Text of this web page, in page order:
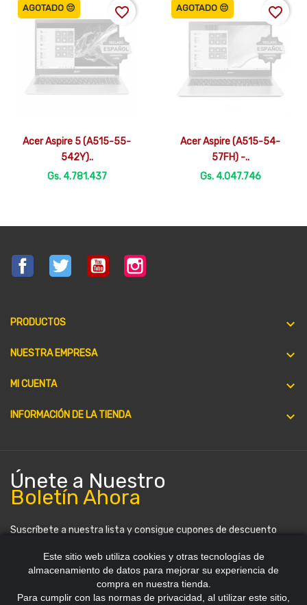
Vista rápida
Acer Aspire 5 (A515-55-
542Y)..
Gs. 4.781.437
AGOTADO 😔 favorite_border
Vista rápida
Acer Aspire (A515-54-
57FH) -..
Gs. 4.047.746
AGOTADO 😔 favorite_border
FacebookTwitter YouTube
PRODUCTOS 
NUESTRA EMPRESA 
MI CUENTA 
INFORMACIÓN DE LA TIENDA keyboard_arrow_down
Este sitio web utiliza cookies y otras tecnologías de
almacenamiento de datos para mejorar su experiencia de
compra en nuestra tienda.
Para cumplir con las normas de privacidad, al utilizar este sitio,
Únete a Nuestro
Boletín Ahora
Suscríbete a nuestra lista y consigue cupones de descuento